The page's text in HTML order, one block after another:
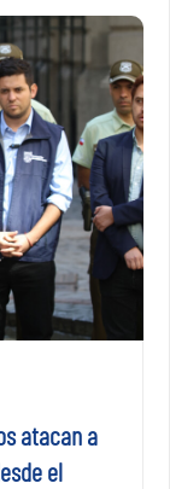
atacan a
el